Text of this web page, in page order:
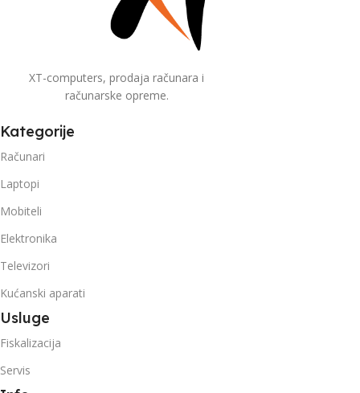
XT-computers, prodaja računara i
računarske opreme.
Kategorije
Računari
Laptopi
Mobiteli
Elektronika
Televizori
Kućanski aparati
Usluge
Fiskalizacija
Servis